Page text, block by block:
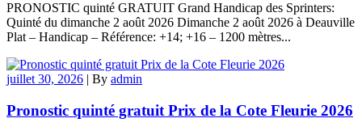
PRONOSTIC quinté GRATUIT Grand Handicap des Sprinters:
Quinté du dimanche 2 août 2026 Dimanche 2 août 2026 à Deauville
Plat – Handicap – Référence: +14; +16 – 1200 mètres...
juillet 30, 2026 | By admin
Pronostic quinté gratuit Prix de la Cote Fleurie 2026